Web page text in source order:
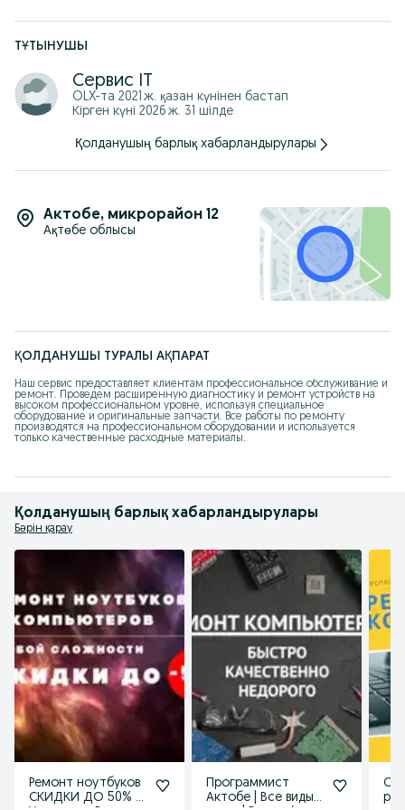
Телефон: +7 ***********45
ТҰТЫНУШЫ
Сервис IT
OLX-та 2021 ж. қазан күнінен бастап
Кірген күні 2026 ж. 31 шілде
Қолданушың барлық хабарландырулары
Актобе, микрорайон 12
Ақтөбе облысы
ҚОЛДАНУШЫ ТУРАЛЫ АҚПАРАТ
Наш сервис предоставляет клиентам профессиональное обслуживание и
ремонт. Проведем расширенную диагностику и ремонт устройств на
высоком профессиональном уровне, используя специальное
оборудование и оригинальные запчасти. Все работы по ремонту
производятся на профессиональном оборудовании и используется
только качественные расходные материалы.
Қолданушың барлық хабарландырулары
Бәрін қарау
Ремонт ноутбуков
СКИДКИ ДО 50% /
Программист
Актобе | Все виды